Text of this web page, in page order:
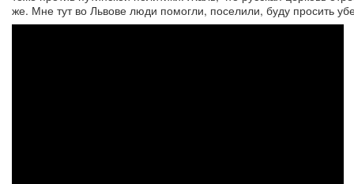
же. Мне тут во Львове люди помогли, поселили, буду просить